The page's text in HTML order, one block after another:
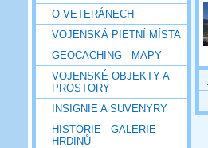
O VETERÁNECH
VOJENSKÁ PIETNÍ MÍSTA
GEOCACHING - MAPY
VOJENSKÉ OBJEKTY A
PROSTORY
INSIGNIE A SUVENYRY
HISTORIE - GALERIE
HRDINŮ